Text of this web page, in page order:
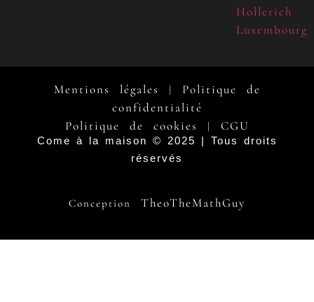
Hollerich
Luxembourg
Mentions légales | Politique de
confidentialité
Politique de cookies
| CGU
Come à la maison © 2025 | Tous droits
réservés
Conception TheoTheMathGuy